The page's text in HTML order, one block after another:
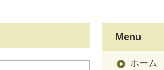
Menu
ホーム